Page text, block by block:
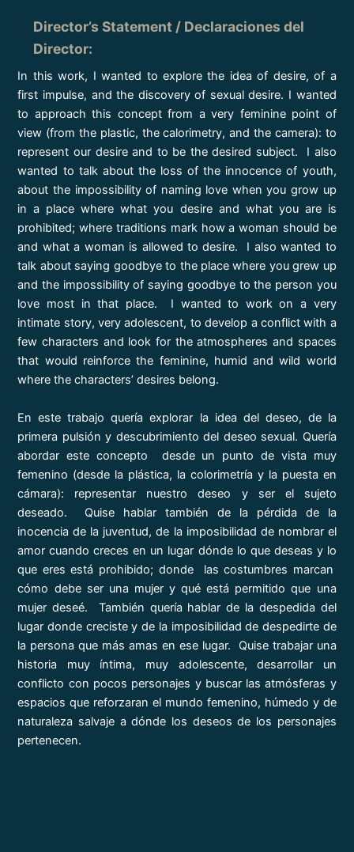
Director’s Statement / Declaraciones del
Director:
In this work, I wanted to explore the idea of desire, of a
first impulse, and the discovery of sexual desire. I wanted
to approach this concept from a very feminine point of
view (from the plastic, the calorimetry, and the camera): to
represent our desire and to be the desired subject. I also
wanted to talk about the loss of the innocence of youth,
about the impossibility of naming love when you grow up
in a place where what you desire and what you are is
prohibited; where traditions mark how a woman should be
and what a woman is allowed to desire. I also wanted to
talk about saying goodbye to the place where you grew up
and the impossibility of saying goodbye to the person you
love most in that place. I wanted to work on a very
intimate story, very adolescent, to develop a conflict with a
few characters and look for the atmospheres and spaces
that would reinforce the feminine, humid and wild world
where the characters’ desires belong.
En este trabajo quería explorar la idea del deseo, de la
primera pulsión y descubrimiento del deseo sexual. Quería
abordar este concepto desde un punto de vista muy
femenino (desde la plástica, la colorimetría y la puesta en
cámara): representar nuestro deseo y ser el sujeto
deseado. Quise hablar también de la pérdida de la
inocencia de la juventud, de la imposibilidad de nombrar el
amor cuando creces en un lugar dónde lo que deseas y lo
que eres está prohibido; donde las costumbres marcan
cómo debe ser una mujer y qué está permitido que una
mujer deseé. También quería hablar de la despedida del
lugar donde creciste y de la imposibilidad de despedirte de
la persona que más amas en ese lugar. Quise trabajar una
historia muy íntima, muy adolescente, desarrollar un
conflicto con pocos personajes y buscar las atmósferas y
espacios que reforzaran el mundo femenino, húmedo y de
naturaleza salvaje a dónde los deseos de los personajes
pertenecen.